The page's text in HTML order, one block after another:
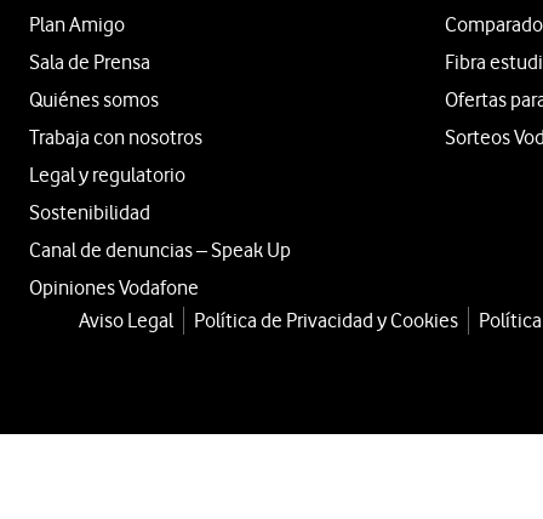
Plan Amigo
Sala de Prensa
Quiénes somos
Trabaja con nosotros
Legal y regulatorio
Sostenibilidad
Canal de denuncias – Speak Up
Opiniones Vodafone
Fibra
Ofertas
Sorteos
Aviso Legal Política de Privacidad y Cookies